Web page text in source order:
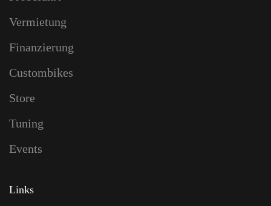
Vermietung
Finanzierung
Custombikes
Store
Tuning
Events
Links